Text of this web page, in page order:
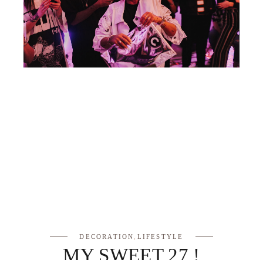
DECORATION LIFESTYLE
MY SWEET 27 !